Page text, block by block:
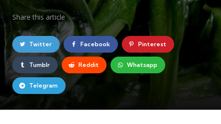
Share this article
Twitter Facebook Pinterest
Tumblr Reddit Whatsapp
Telegram